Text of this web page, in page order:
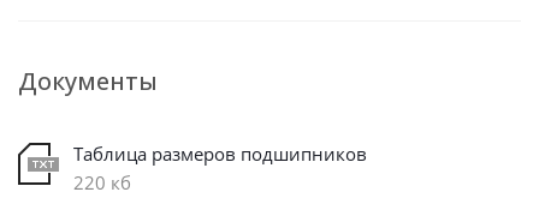
Документы
Таблица размеров подшипников
220 кб